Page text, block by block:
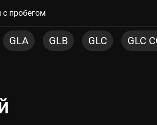
пробегом
GLC GLC COUPE GLE